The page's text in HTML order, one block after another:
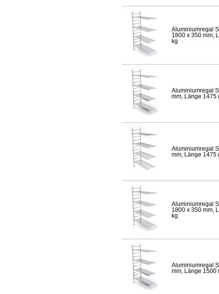
Aluminiumregal
1800 x 350 mm,
kg
Aluminiumregal
mm, Länge 1475
Aluminiumregal
mm, Länge 1475
Aluminiumregal
1800 x 350 mm,
kg
Aluminiumregal
mm, Länge 1500